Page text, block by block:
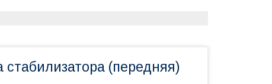
стабилизатора (передняя)